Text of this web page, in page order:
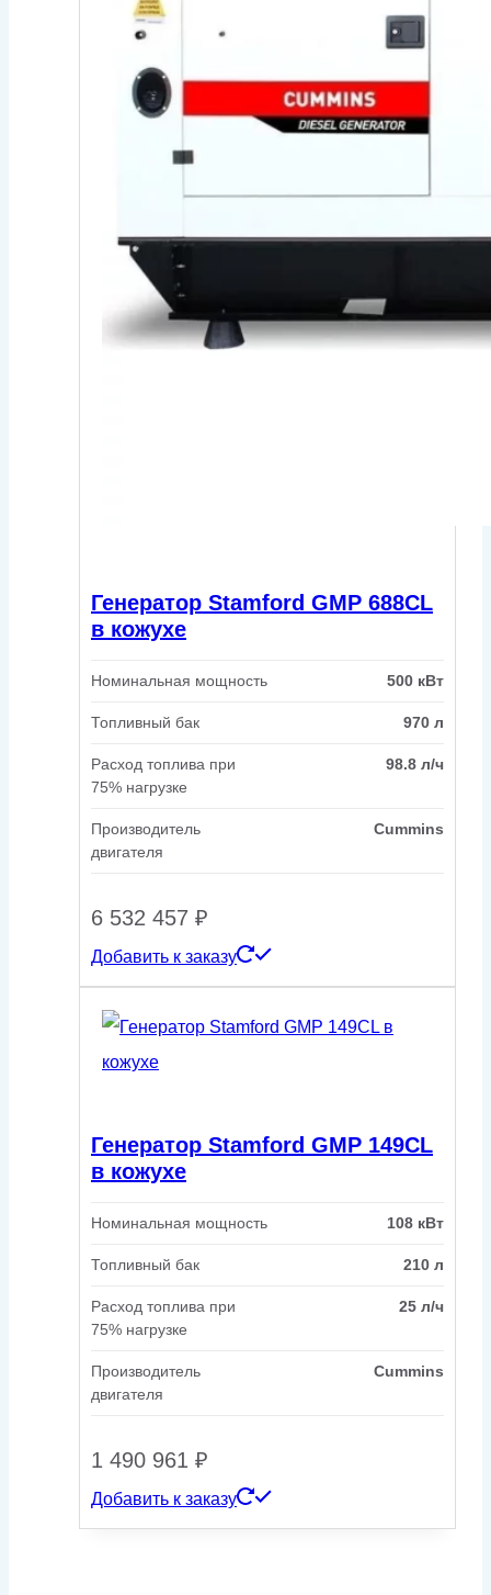
Генератор Stamford GMP 688CL
в кожухе
Номинальная мощность 500 кВт
Топливный бак 970 л
Расход топлива при
75% нагрузке
98.8 л/ч
Производитель
двигателя
Cummins
6 532 457 ₽
Добавить к заказу
Генератор Stamford GMP 149CL
в кожухе
Номинальная мощность 108 кВт
Топливный бак 210 л
Расход топлива при
75% нагрузке
25 л/ч
Производитель
двигателя
Cummins
1 490 961 ₽
Добавить к заказу